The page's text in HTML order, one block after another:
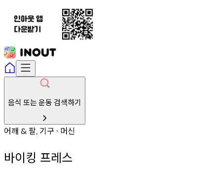
음식 또는 운동 검색하기
어깨 & 팔, 기구 ∙ 머신
바이킹 프레스